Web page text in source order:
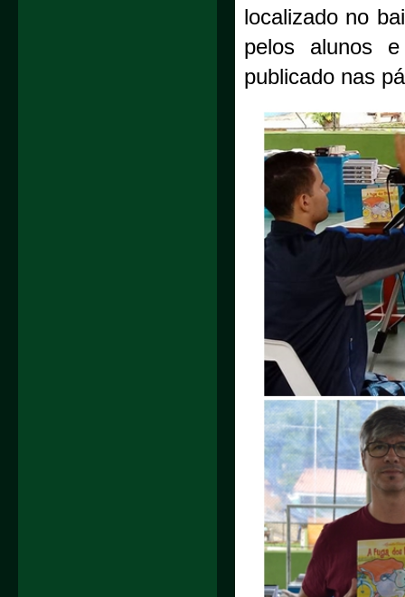
localizado no
pelos alunos
publicado nas